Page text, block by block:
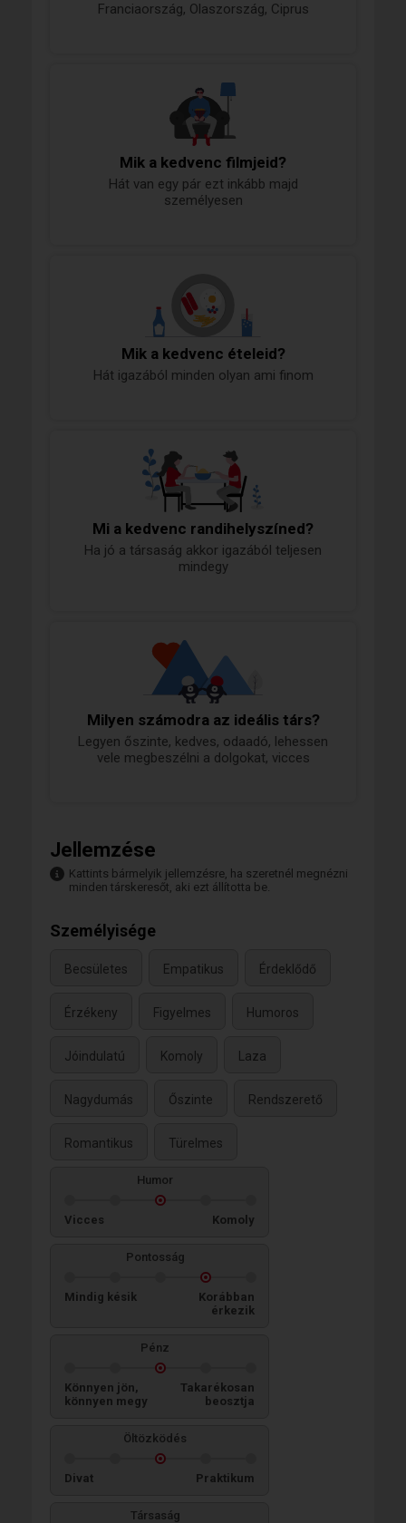
Franciaország, Olaszország, Ciprus
Mik a kedvenc filmjeid?
Hát van egy pár ezt inkább majd
személyesen
Mik a kedvenc ételeid?
Hát igazából minden olyan ami finom
Mi a kedvenc randihelyszíned?
Ha jó a társaság akkor igazából teljesen
mindegy
Milyen számodra az ideális társ?
Legyen őszinte, kedves, odaadó, lehessen
vele megbeszélni a dolgokat, vicces
Jellemzése
Kattints bármelyik jellemzésre, ha szeretnél megnézni
minden társkeresőt, aki ezt állította be.
Személyisége
Becsületes Empatikus Érdeklődő
Érzékeny Figyelmes Humoros
Jóindulatú Komoly Laza
Nagydumás Őszinte Rendszerető
Romantikus Türelmes
Humor
Vicces Komoly
Pontosság
Mindig késik
Korábban
érkezik
Pénz
Könnyen jön,
könnyen megy
Takarékosan
beosztja
Öltözködés
Divat Praktikum
Társaság